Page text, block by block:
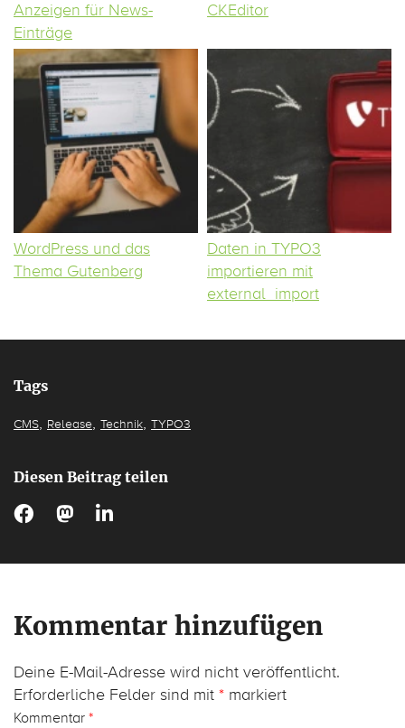
Anzeigen für News-
Einträge
CKEditor
WordPress und das
Thema Gutenberg
Daten in TYPO3
importieren mit
external_import
Tags
CMS, Release, Technik, TYPO3
Diesen Beitrag teilen
Kommentar hinzufügen
Deine E-Mail-Adresse wird nicht veröffentlicht.
Erforderliche Felder sind mit * markiert
Kommentar *